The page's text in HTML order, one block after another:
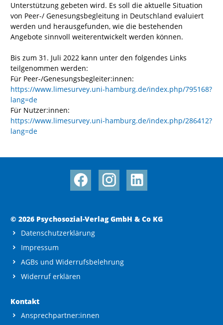
Unterstützung gebeten wird. Es soll die aktuelle Situation
von Peer-/ Genesungsbegleitung in Deutschland evaluiert
werden und herausgefunden, wie die bestehenden
Angebote sinnvoll weiterentwickelt werden können.
Bis zum 31. Juli 2022 kann unter den folgendes Links
teilgenommen werden:
Für Peer-/Genesungsbegleiter:innen:
https://www.limesurvey.uni-hamburg.de/index.php/795168?
lang=de
Für Nutzer:innen:
https://www.limesurvey.uni-hamburg.de/index.php/286412?
lang=de
© 2026 Psychosozial-Verlag GmbH & Co KG
Datenschutzerklärung
Impressum
AGBs und Widerrufsbelehrung
Widerruf erklären
Kontakt
Ansprechpartner:innen